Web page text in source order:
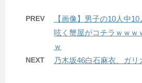
PREV
【画像】男子の10人中
呟く蟹屋がコチラｗｗｗ
ｗ
NEXT 乃木坂46白石麻衣、ガリ